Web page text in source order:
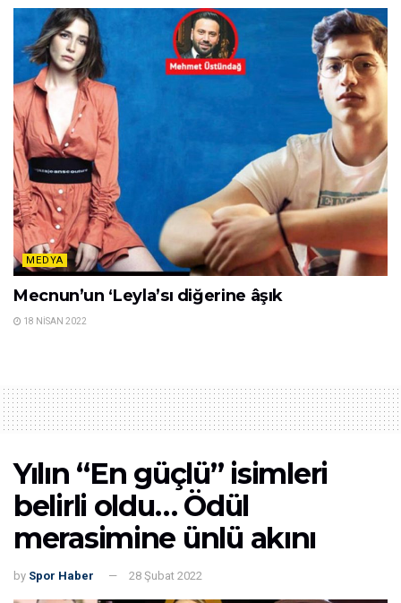
MEDYA
Mecnun’un ‘Leyla’sı diğerine âşık
18 NISAN 2022
Yılın “En güçlü” isimleri
belirli oldu… Ödül
merasimine ünlü akını
by Spor Haber 28 Şubat 2022